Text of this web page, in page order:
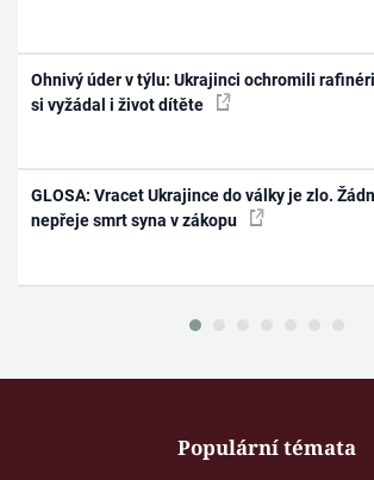
Ohnivý úder v týlu: Ukrajinci ochromili
si vyžádal i život dítěte
GLOSA: Vracet Ukrajince do války je zlo.
nepřeje smrt syna v zákopu
Populární témata